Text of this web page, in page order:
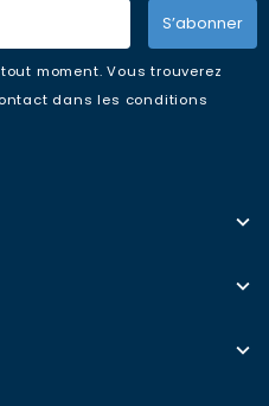
S’abonner
moment. Vous trouverez
dans les conditions